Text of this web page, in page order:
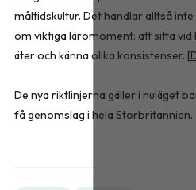
måltidskultur. Det handlar alltså
om viktiga läromoment: att sitta
äter och känna olika konsistenser. [
De nya riktlinjerna gäller i nuläget
få genomslag i hela Storbritannien.